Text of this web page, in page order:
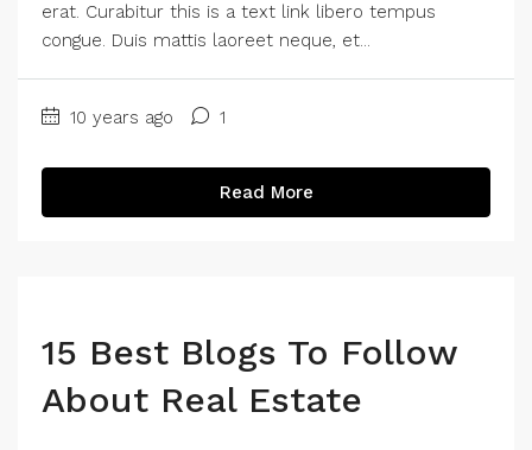
erat. Curabitur this is a text link libero tempus
congue. Duis mattis laoreet neque, et...
10 years ago 1
Read More
15 Best Blogs To Follow
About Real Estate